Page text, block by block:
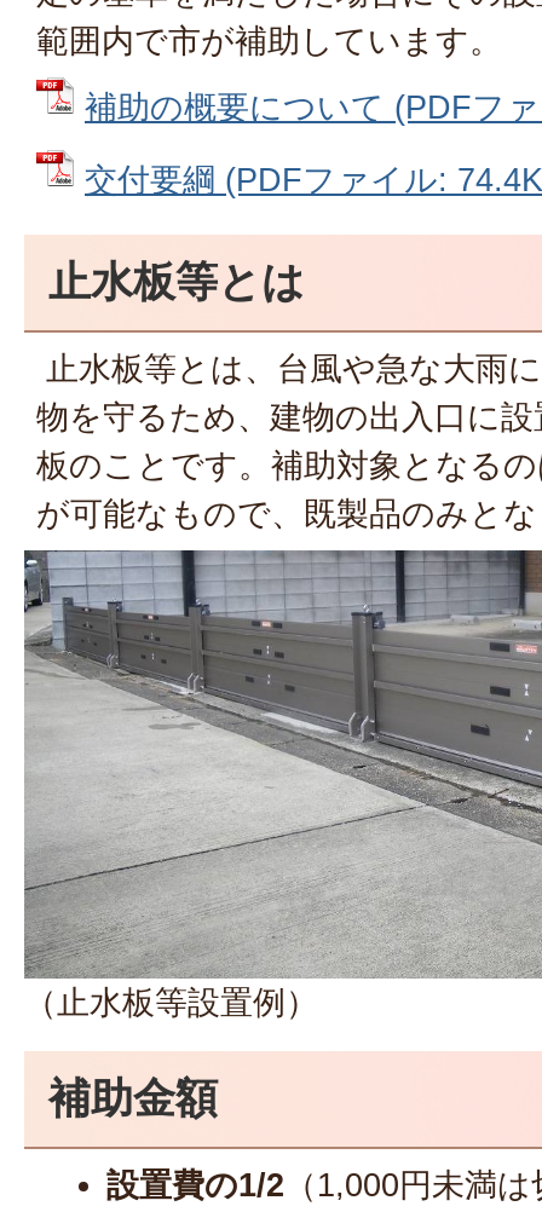
範囲内で市が補助しています。
補助の概要について (PDFフ
交付要綱 (PDFファイル:
止水板等とは
止水板等とは、台風や急な大雨
物を守るため、建物の出入口に
板のことです。補助対象となる
が可能なもので、既製品のみと
（止水板等設置例）
補助金額
設置費の1/2 （1,000円未満